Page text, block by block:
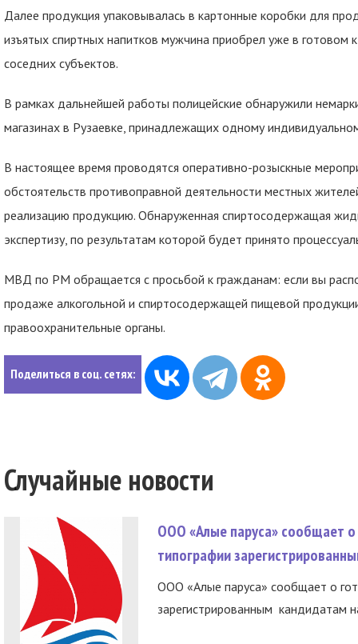
Далее продукция упаковывалась в картонные коробки для
изъятых спиртных напитков мужчина приобрел уже в готовом
соседних субъектов.
В рамках дальнейшей работы полицейские обнаружили
магазинах в Рузаевке, принадлежащих одному
В настоящее время проводятся оперативно-розыскные
обстоятельств противоправной деятельности местных
реализацию продукцию. Обнаруженная спиртосодержащая
экспертизу, по результатам которой будет принято
МВД по РМ обращается с просьбой к гражданам: если вы
продаже алкогольной и спиртосодержащей пищевой
правоохранительные органы.
Поделиться в соц. сетях:
Случайные новости
ООО «Алые паруса» сообщает о
типографии
ООО «Алые паруса» сообщает о
зарегистрированным кандидатам